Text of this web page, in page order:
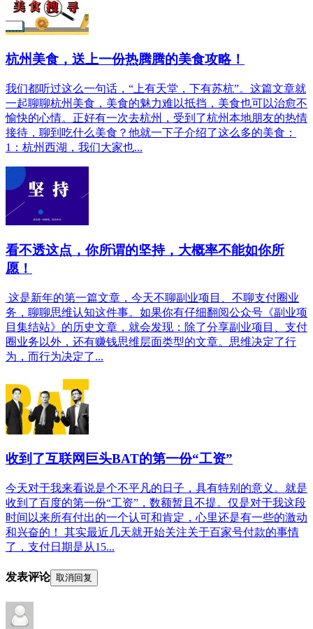
杭州美食，送上一份热腾腾的美食攻略！
我们都听过这么一句话，“上有天堂，下有苏杭”。这篇文章就
一起聊聊杭州美食，美食的魅力难以抵挡，美食也可以治愈不
愉快的心情。正好有一次去杭州，受到了杭州本地朋友的热情
接待，聊到吃什么美食？他就一下子介绍了这么多的美食：
1：杭州西湖，我们大家也...
看不透这点，你所谓的坚持，大概率不能如你所
愿！
这是新年的第一篇文章，今天不聊副业项目、不聊支付圈业
务，聊聊思维认知这件事。如果你有仔细翻阅公众号《副业项
目集结站》的历史文章，就会发现：除了分享副业项目、支付
圈业务以外，还有赚钱思维层面类型的文章。思维决定了行
为，而行为决定了...
收到了互联网巨头BAT的第一份“工资”
今天对于我来看说是个不平凡的日子，具有特别的意义。就是
收到了百度的第一份“工资”，数额暂且不提。仅是对于我这段
时间以来所有付出的一个认可和肯定，心里还是有一些的激动
和兴奋的！ 其实最近几天就开始关注关于百家号付款的事情
了，支付日期是从15...
发表评论 取消回复